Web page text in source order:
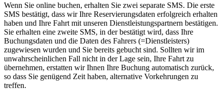
Wenn Sie online buchen, erhalten Sie zwei separate SMS. Die erste
SMS bestätigt, dass wir Ihre Reservierungsdaten erfolgreich erhalten
haben und Ihre Fahrt mit unseren Dienstleistungspartnern bestätigen.
Sie erhalten eine zweite SMS, in der bestätigt wird, dass Ihre
Buchungsdaten und die Daten des Fahrers (=Dienstleisters)
zugewiesen wurden und Sie bereits gebucht sind. Sollten wir im
unwahrscheinlichen Fall nicht in der Lage sein, Ihre Fahrt zu
übernehmen, erstatten wir Ihnen Ihre Buchung automatisch zurück,
so dass Sie genügend Zeit haben, alternative Vorkehrungen zu
treffen.